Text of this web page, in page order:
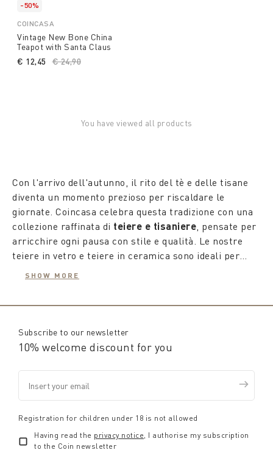
-50%
COINCASA
Vintage New Bone China
Teapot with Santa Claus
Price reduced from
€ 24,90
€ 12,45
You have viewed all products
Con l'arrivo dell'autunno, il rito del tè e delle tisane
diventa un momento prezioso per riscaldare le
giornate. Coincasa celebra questa tradizione con una
collezione raffinata di teiere e tisaniere, pensate per
arricchire ogni pausa con stile e qualità. Le nostre
teiere in vetro e teiere in ceramica sono ideali per
mantenere il calore delle bevande, mentre le
ogni pezzo è studiato per esaltare il piacere del tè,
con design che spaziano dal classico al moderno. Le
eleganti, aggiungono un tocco di creatività alla tavola
e diventano protagoniste delle vetrine di casa.
Per chi ama il fascino della tradizione, i
servizi da tè
in porcellanaoffrono eleganza senza tempo.
Disponibili anche in stile inglese o antico, questi set
sono perfetti per chi desidera un'atmosfera raffinata
durante il tè del pomeriggio. I servizi da tè in
SHOW MORE
Subscribe to our newsletter
10% welcome discount for you
Registration for children under 18 is not allowed
Having read the privacy notice, I authorise my subscription
to the Coin newsletter